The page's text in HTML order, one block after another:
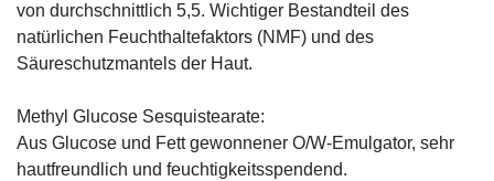
von durchschnittlich 5,5. Wichtiger Bestandteil des
natürlichen Feuchthaltefaktors (NMF) und des
Säureschutzmantels der Haut.
Methyl Glucose Sesquistearate:
Aus Glucose und Fett gewonnener O/W-Emulgator, sehr
hautfreundlich und feuchtigkeitsspendend.